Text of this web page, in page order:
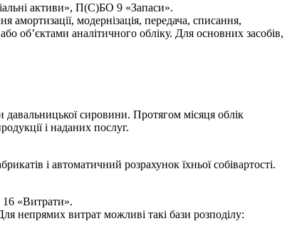
активи», П(С)БО 9 «Запаси».
амортизації, модернізація, передача, списання,
об’єктами аналітичного обліку. Для основних засобів,
сировини. Протягом місяця облік
і наданих послуг.
і автоматичний розрахунок їхньої собівартості.
16 «Витрати».
непрямих витрат можливі такі бази розподілу: